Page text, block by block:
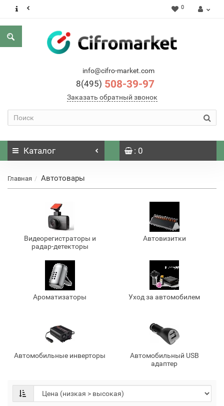
0
info@cifro-market.com
8(495) 508-39-97
Заказать обратный звонок
Каталог : 0
Главная Автотовары
Видеорегистраторы и
радар-детекторы
Автовизитки
Ароматизаторы Уход за автомобилем
Автомобильные инверторы
Автомобильный USB
адаптер